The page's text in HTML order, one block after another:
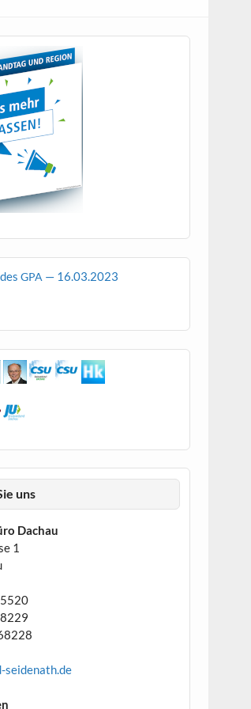
GPA — 16.03.2023
uns
Dachau
1
seidenath.de